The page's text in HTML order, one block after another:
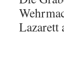
Lazarett